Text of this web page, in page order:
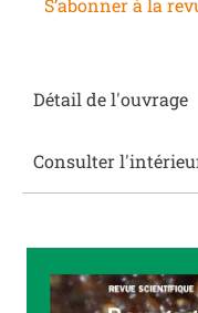
Détail de l'ouvrage
Consulter